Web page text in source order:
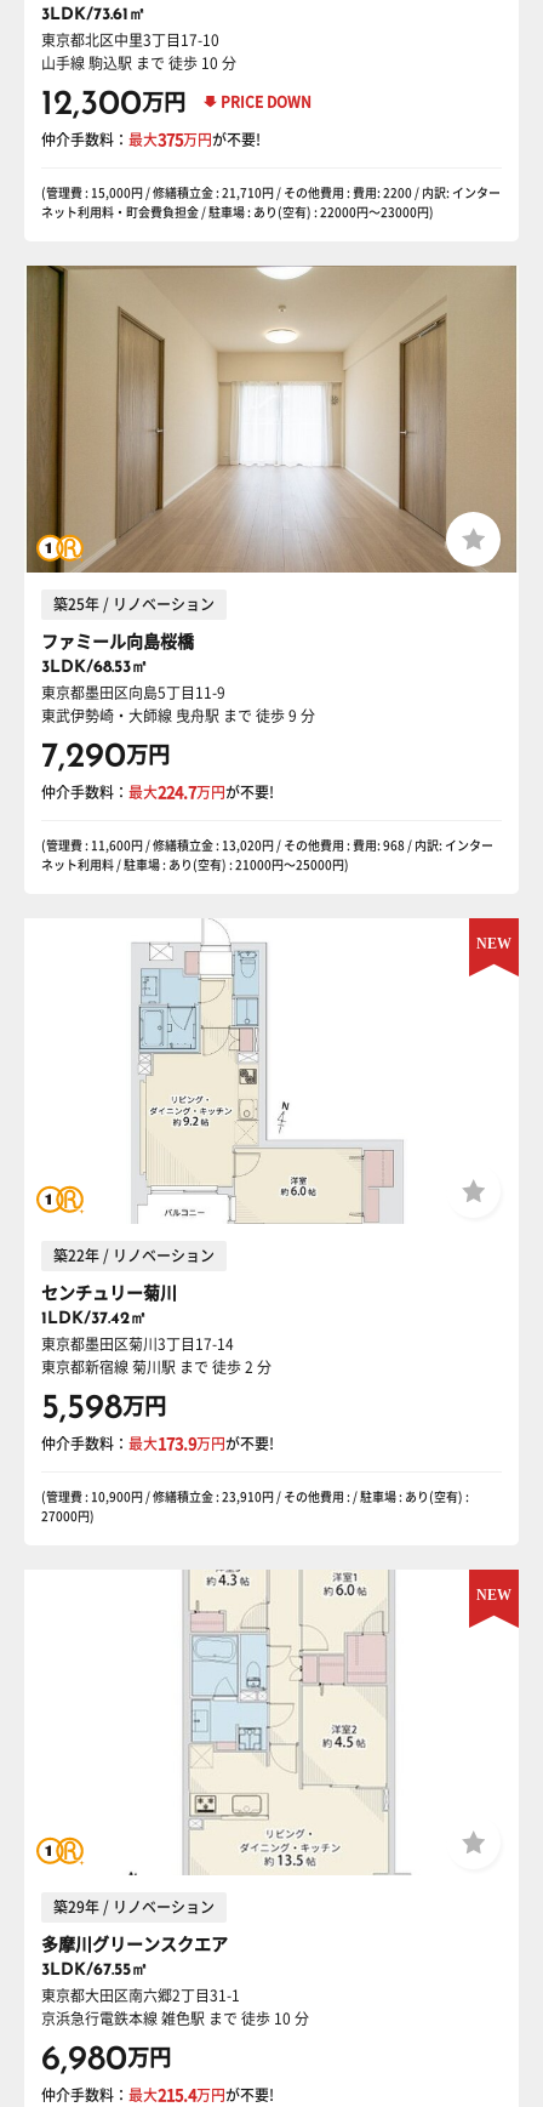
3LDK/73.61㎡
東京都北区中里3丁目17-10
山手線 駒込駅 まで 徒歩 10 分
12,300万円 PRICE DOWN
仲介手数料： 最大375万円が不要!
(管理費 : 15,000円 / 修繕積立金 : 21,710円 / その他費用 : 費用: 2200 / 内訳: インター
ネット利用料・町会費負担金 / 駐車場 : あり(空有) : 22000円〜23000円)
築25年 / リノベーション
ファミール向島桜橋
3LDK/68.53㎡
東京都墨田区向島5丁目11-9
東武伊勢崎・大師線 曳舟駅 まで 徒歩 9 分
7,290万円
仲介手数料： 最大224.7万円が不要!
(管理費 : 11,600円 / 修繕積立金 : 13,020円 / その他費用 : 費用: 968 / 内訳: インター
ネット利用料 / 駐車場 : あり(空有) : 21000円〜25000円)
築22年 / リノベーション
センチュリー菊川
1LDK/37.42㎡
東京都墨田区菊川3丁目17-14
東京都新宿線 菊川駅 まで 徒歩 2 分
5,598万円
仲介手数料： 最大173.9万円が不要!
(管理費 : 10,900円 / 修繕積立金 : 23,910円 / その他費用 : / 駐車場 : あり(空有) :
27000円)
築29年 / リノベーション
多摩川グリーンスクエア
3LDK/67.55㎡
東京都大田区南六郷2丁目31-1
京浜急行電鉄本線 雑色駅 まで 徒歩 10 分
6,980万円
仲介手数料： 最大215.4万円が不要!